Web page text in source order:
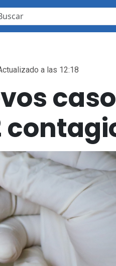
a las 12:18